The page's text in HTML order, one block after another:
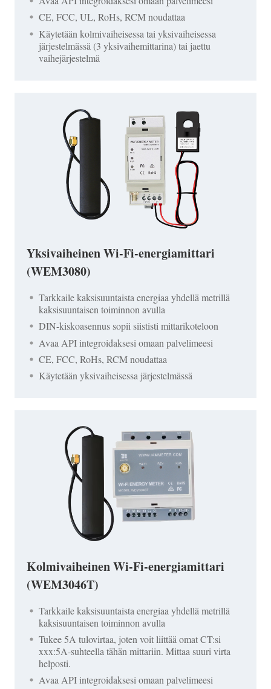
CE, FCC, UL, RoHs, RCM noudattaa
Käytetään kolmivaiheisessa tai yksivaiheisessa
järjestelmässä (3 yksivaihemittarina) tai jaettu
vaihejärjestelmä
Yksivaiheinen Wi-Fi-energiamittari
(WEM3080)
Tarkkaile kaksisuuntaista energiaa yhdellä metrillä
kaksisuuntaisen toiminnon avulla
DIN-kiskoasennus sopii siististi mittarikoteloon
Avaa API integroidaksesi omaan palvelimeesi
CE, FCC, RoHs, RCM noudattaa
Käytetään yksivaiheisessa järjestelmässä
Kolmivaiheinen Wi-Fi-energiamittari
(WEM3046T)
Tarkkaile kaksisuuntaista energiaa yhdellä metrillä
kaksisuuntaisen toiminnon avulla
Tukee 5A tulovirtaa, joten voit liittää omat CT:si
xxx:5A-suhteella tähän mittariin. Mittaa suuri virta
helposti.
Avaa API integroidaksesi omaan palvelimeesi